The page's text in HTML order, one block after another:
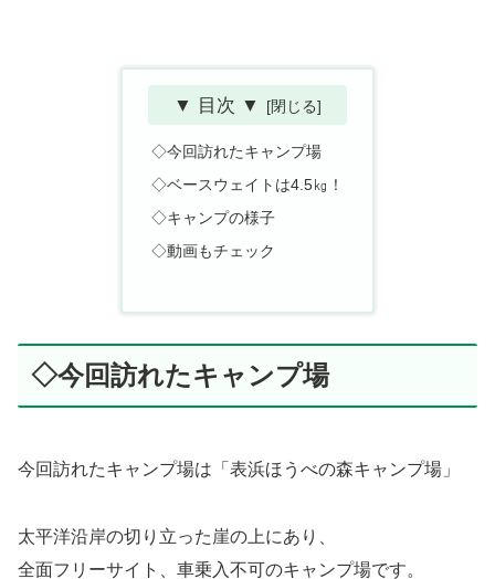
▼ 目次 ▼
◇今回訪れたキャンプ場
◇ベースウェイトは4.5㎏！
◇キャンプの様子
◇動画もチェック
◇今回訪れたキャンプ場
今回訪れたキャンプ場は「表浜ほうべの森キャンプ場」
太平洋沿岸の切り立った崖の上にあり、
全面フリーサイト、車乗入不可のキャンプ場です。